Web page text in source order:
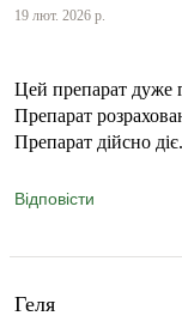
19 лют. 2026 р.
Цей препарат дуже
Препарат
Препарат дійсно
Відповісти
Геля